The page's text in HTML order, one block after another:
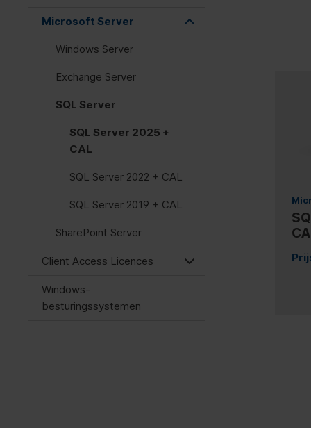
Microsoft Server
Windows Server
Exchange Server
SQL Server
SQL Server 2025 +
CAL
SQL Server 2022 + CAL
SQL Server 2019 + CAL
SharePoint Server
Client Access Licences
Windows-
besturingssystemen